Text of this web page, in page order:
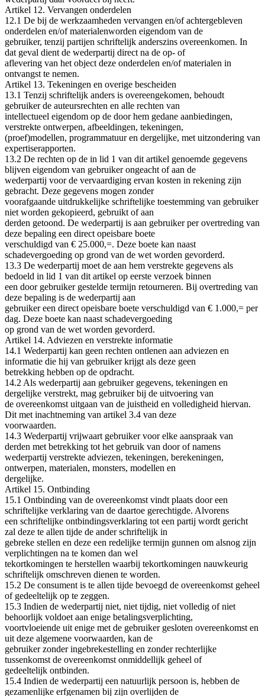
Artikel 12. Vervangen onderdelen
12.1 De bij de werkzaamheden vervangen en/of achtergebleven
onderdelen en/of materialenworden eigendom van de
gebruiker, tenzij partijen schriftelijk anderszins overeenkomen. In
dat geval dient de wederpartij direct na de op‐ of
aflevering van het object deze onderdelen en/of materialen in
ontvangst te nemen.
Artikel 13. Tekeningen en overige bescheiden
13.1 Tenzij schriftelijk anders is overeengekomen, behoudt
gebruiker de auteursrechten en alle rechten van
intellectueel eigendom op de door hem gedane aanbiedingen,
verstrekte ontwerpen, afbeeldingen, tekeningen,
(proef)modellen, programmatuur en dergelijke, met uitzondering van
expertiserapporten.
13.2 De rechten op de in lid 1 van dit artikel genoemde gegevens
blijven eigendom van gebruiker ongeacht of aan de
wederpartij voor de vervaardiging ervan kosten in rekening zijn
gebracht. Deze gegevens mogen zonder
voorafgaande uitdrukkelijke schriftelijke toestemming van gebruiker
niet worden gekopieerd, gebruikt of aan
derden getoond. De wederpartij is aan gebruiker per overtreding van
deze bepaling een direct opeisbare boete
verschuldigd van € 25.000,=. Deze boete kan naast
schadevergoeding op grond van de wet worden gevorderd.
13.3 De wederpartij moet de aan hem verstrekte gegevens als
bedoeld in lid 1 van dit artikel op eerste verzoek binnen
een door gebruiker gestelde termijn retourneren. Bij overtreding van
deze bepaling is de wederpartij aan
gebruiker een direct opeisbare boete verschuldigd van € 1.000,= per
dag. Deze boete kan naast schadevergoeding
op grond van de wet worden gevorderd.
Artikel 14. Adviezen en verstrekte informatie
14.1 Wederpartij kan geen rechten ontlenen aan adviezen en
informatie die hij van gebruiker krijgt als deze geen
betrekking hebben op de opdracht.
14.2 Als wederpartij aan gebruiker gegevens, tekeningen en
dergelijke verstrekt, mag gebruiker bij de uitvoering van
de overeenkomst uitgaan van de juistheid en volledigheid hiervan.
Dit met inachtneming van artikel 3.4 van deze
voorwaarden.
14.3 Wederpartij vrijwaart gebruiker voor elke aanspraak van
derden met betrekking tot het gebruik van door of namens
wederpartij verstrekte adviezen, tekeningen, berekeningen,
ontwerpen, materialen, monsters, modellen en
dergelijke.
Artikel 15. Ontbinding
15.1 Ontbinding van de overeenkomst vindt plaats door een
schriftelijke verklaring van de daartoe gerechtigde. Alvorens
een schriftelijke ontbindingsverklaring tot een partij wordt gericht
zal deze te allen tijde de ander schriftelijk in
gebreke stellen en deze een redelijke termijn gunnen om alsnog zijn
verplichtingen na te komen dan wel
tekortkomingen te herstellen waarbij tekortkomingen nauwkeurig
schriftelijk omschreven dienen te worden.
15.2 De consument is te allen tijde bevoegd de overeenkomst geheel
of gedeeltelijk op te zeggen.
15.3 Indien de wederpartij niet, niet tijdig, niet volledig of niet
behoorlijk voldoet aan enige betalingsverplichting,
voortvloeiende uit enige met de gebruiker gesloten overeenkomst en
uit deze algemene voorwaarden, kan de
gebruiker zonder ingebrekestelling en zonder rechterlijke
tussenkomst de overeenkomst onmiddellijk geheel of
gedeeltelijk ontbinden.
15.4 Indien de wederpartij een natuurlijk persoon is, hebben de
gezamenlijke erfgenamen bij zijn overlijden de